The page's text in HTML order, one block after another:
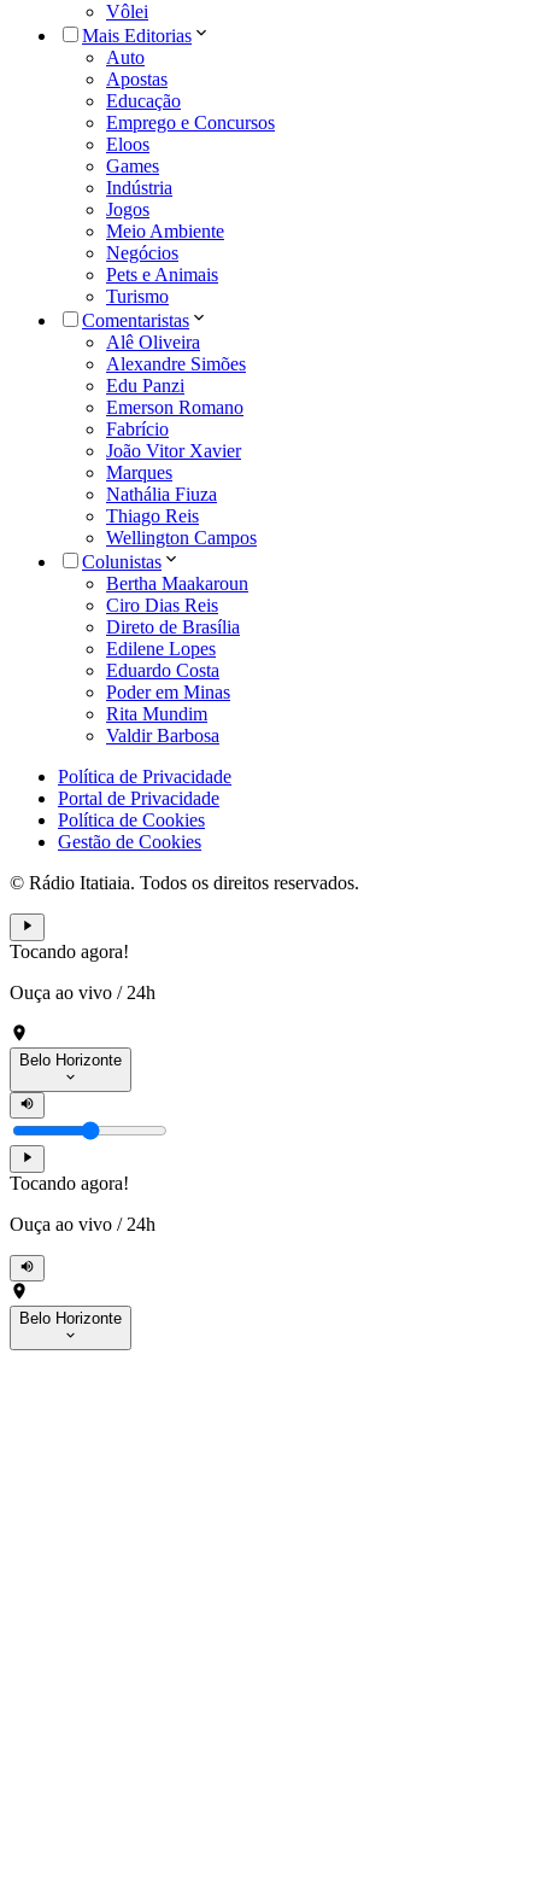
Vôlei
Mais Editorias
Auto
Apostas
Educação
Emprego e Concursos
Eloos
Games
Indústria
Jogos
Meio Ambiente
Negócios
Pets e Animais
Turismo
Comentaristas
Alê Oliveira
Alexandre Simões
Edu Panzi
Emerson Romano
Fabrício
João Vitor Xavier
Marques
Nathália Fiuza
Thiago Reis
Wellington Campos
Colunistas
Bertha Maakaroun
Ciro Dias Reis
Direto de Brasília
Edilene Lopes
Eduardo Costa
Poder em Minas
Rita Mundim
Valdir Barbosa
Política de Privacidade
Portal de Privacidade
Política de Cookies
Gestão de Cookies
© Rádio Itatiaia. Todos os direitos reservados.
Tocando agora!
Ouça ao vivo / 24h
Belo Horizonte
Tocando agora!
Ouça ao vivo / 24h
Belo Horizonte